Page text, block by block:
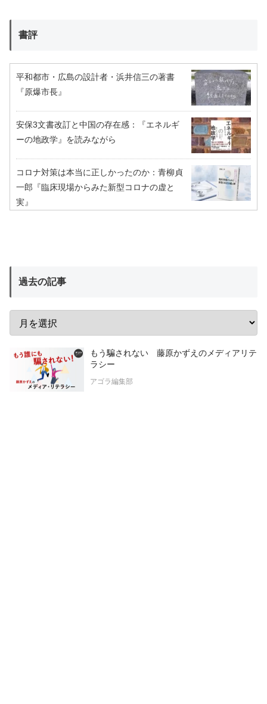
書評
平和都市・広島の設計者・浜井信三の著書
『原爆市長』
安保3文書改訂と中国の存在感：『エネルギ
ーの地政学』を読みながら
コロナ対策は本当に正しかったのか：青柳貞
一郎『臨床現場からみた新型コロナの虚と
実』
過去の記事
もう騙されない 藤原かずえのメディアリテ
ラシー
アゴラ編集部